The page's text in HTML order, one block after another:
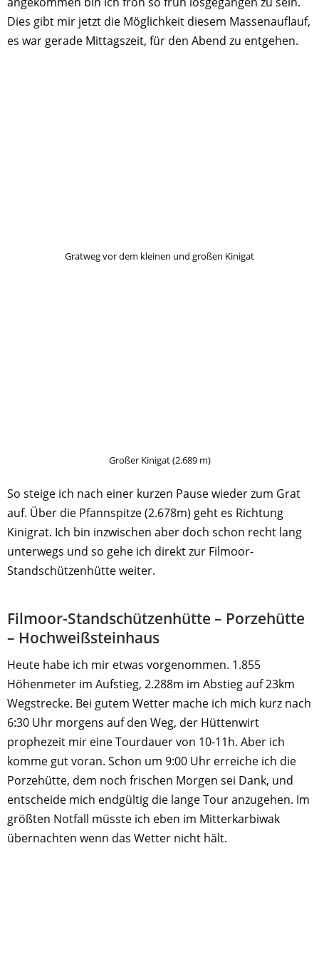
Dies gibt mir jetzt die Möglichkeit diesem Massenauflauf,
es war gerade Mittagszeit, für den Abend zu entgehen.
Gratweg vor dem kleinen und großen Kinigat
Großer Kinigat (2.689 m)
So steige ich nach einer kurzen Pause wieder zum Grat
auf. Über die Pfannspitze (2.678m) geht es Richtung
Kinigrat. Ich bin inzwischen aber doch schon recht lang
unterwegs und so gehe ich direkt zur Filmoor-
Standschützenhütte weiter.
Filmoor-Standschützenhütte – Porzehütte
– Hochweißsteinhaus
Heute habe ich mir etwas vorgenommen. 1.855
Höhenmeter im Aufstieg, 2.288m im Abstieg auf 23km
Wegstrecke. Bei gutem Wetter mache ich mich kurz nach
6:30 Uhr morgens auf den Weg, der Hüttenwirt
prophezeit mir eine Tourdauer von 10-11h. Aber ich
komme gut voran. Schon um 9:00 Uhr erreiche ich die
Porzehütte, dem noch frischen Morgen sei Dank, und
entscheide mich endgültig die lange Tour anzugehen. Im
größten Notfall müsste ich eben im Mitterkarbiwak
übernachten wenn das Wetter nicht hält.